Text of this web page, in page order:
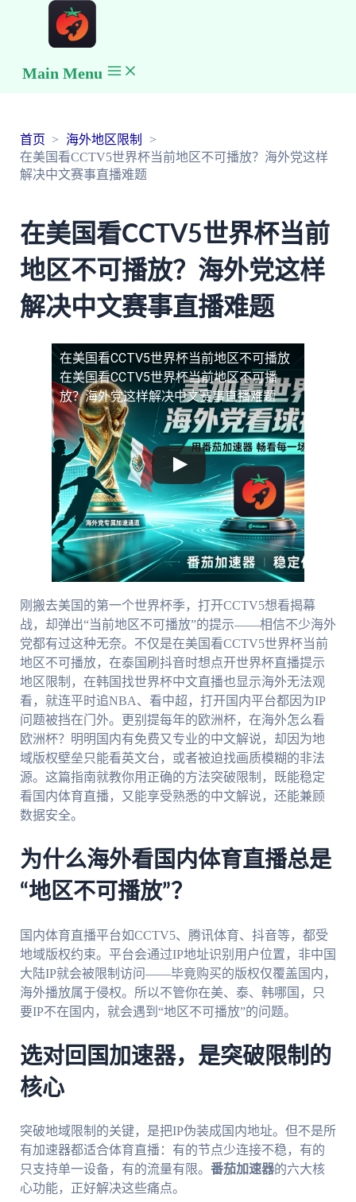
Main Menu
首页
海外地区限制
在美国看CCTV5世界杯当前地区不可播放？海外党这样
解决中文赛事直播难题
在美国看CCTV5世界杯当前
地区不可播放？海外党这样
解决中文赛事直播难题
在美国看CCTV5世界杯当前地区不可播放
在美国看CCTV5世界杯当前地区不可播
放？海外党这样解决中文赛事直播难题
刚搬去美国的第一个世界杯季，打开CCTV5想看揭幕
战，却弹出“当前地区不可播放”的提示——相信不少海外
党都有过这种无奈。不仅是在美国看CCTV5世界杯当前
地区不可播放，在泰国刷抖音时想点开世界杯直播提示
地区限制，在韩国找世界杯中文直播也显示海外无法观
看，就连平时追NBA、看中超，打开国内平台都因为IP
问题被挡在门外。更别提每年的欧洲杯，在海外怎么看
欧洲杯？明明国内有免费又专业的中文解说，却因为地
域版权壁垒只能看英文台，或者被迫找画质模糊的非法
源。这篇指南就教你用正确的方法突破限制，既能稳定
看国内体育直播，又能享受熟悉的中文解说，还能兼顾
数据安全。
为什么海外看国内体育直播总是
“地区不可播放”？
国内体育直播平台如CCTV5、腾讯体育、抖音等，都受
地域版权约束。平台会通过IP地址识别用户位置，非中国
大陆IP就会被限制访问——毕竟购买的版权仅覆盖国内，
海外播放属于侵权。所以不管你在美、泰、韩哪国，只
要IP不在国内，就会遇到“地区不可播放”的问题。
选对回国加速器，是突破限制的
核心
突破地域限制的关键，是把IP伪装成国内地址。但不是所
有加速器都适合体育直播：有的节点少连接不稳，有的
只支持单一设备，有的流量有限。 番茄加速器的六大核
心功能，正好解决这些痛点。